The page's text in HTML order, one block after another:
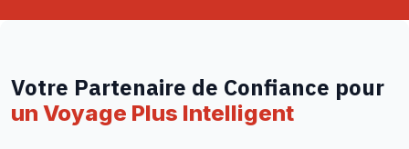
Votre Partenaire de Confiance pour
un Voyage Plus Intelligent